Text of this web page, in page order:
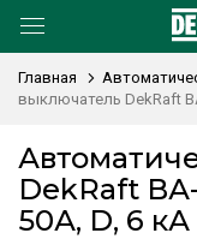
Главная
выключатель DekRaft
DekRaft
50А, D, 6 кА